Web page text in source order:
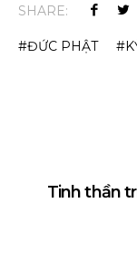
SHARE:
ĐỨC PHẬT
Tinh thần